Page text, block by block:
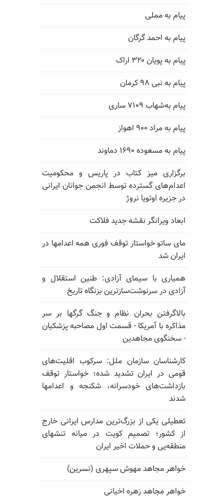
پیام به مملی
پیام به احمد گرگان
پیام به پویان ۳۲۰ اراک
پیام به نبی ۹۸ کرمان
پیام به‌شهاب ۷۱۰۹ ساری
پیام به مراد ۹۰۰ اهواز
پیام به مسعوده ۱۶۹۰ دماوند
برگزاری میز کتاب در پاریس و محکومیت
اعدام‌های گسترده توسط انجمن جوانان ایرانی
در جزیره اوتویا نروژ
ابعاد ویرانگر نقشه جدید فلاکت
مای ساتو خواستار توقف فوری همه اعدامها در
ایران شد
همیاری با سیمای آزادی: طنین استقلال و
آزادی در سرنوشت‌سازترین بزنگاه تاریخ
بالا‌گرفتن بحران نظام و جنگ گرگها بر سر
مذاکره با آمریکا - قسمت اول مصاحبه پزشکیان
- سخنگوی مجاهدین
کارشناسان سازمان ملل: سرکوب اقلیت‌های
قومی در ایران تشدید شده؛ خواستار توقف
بازداشت‌های خودسرانه، شکنجه و اعدامها
شدند
تعطیلی یکی از بزرگ‌ترین مدارس ایرانی خارج
از کشور؛ تصمیم کویت در میانه تنشهای
منطقه‌یی و حملات اخیر ایران
خواهر مجاهد مهوش سپهری (نسرین)
خواهر مجاهد زهره اخیانی